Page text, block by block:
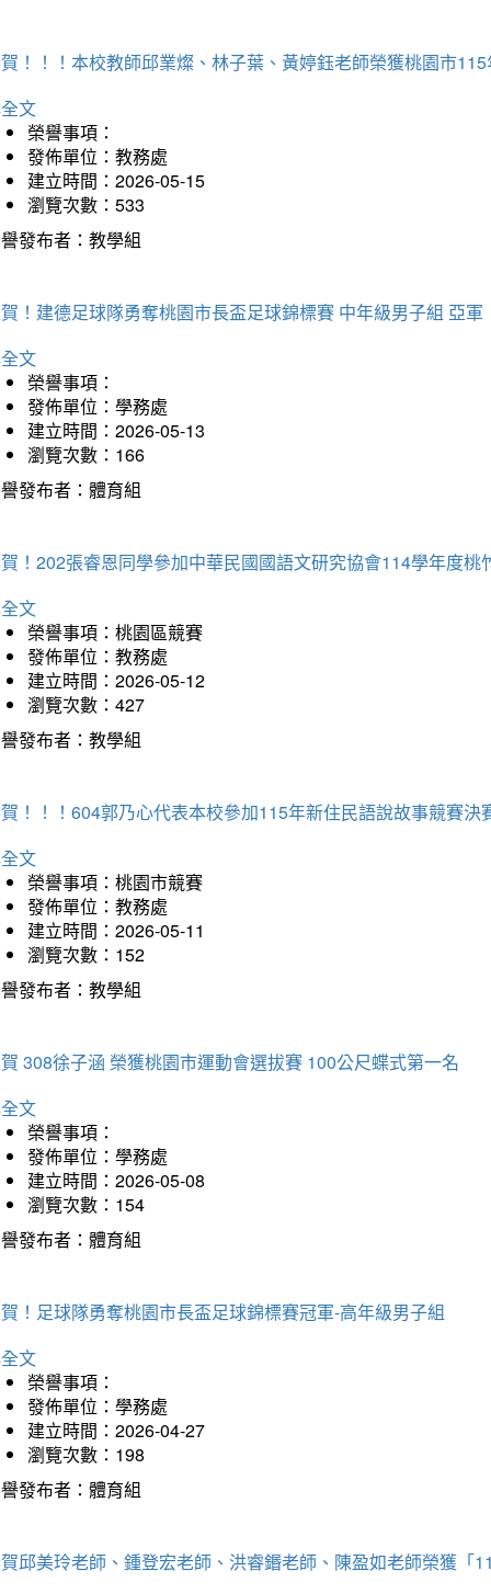
！！！本校教師邱業燦、林子葉、黃婷鈺老師榮獲桃園市
文
榮譽事項：
發佈單位：教務處
建立時間：2026-05-15
瀏覽次數：533
發布者：教學組
！建德足球隊勇奪桃園市長盃足球錦標賽 中年級男子組 亞軍
文
榮譽事項：
發佈單位：學務處
建立時間：2026-05-13
瀏覽次數：166
發布者：體育組
！202張睿恩同學參加中華民國國語文研究協會114學年度
文
榮譽事項：桃園區競賽
發佈單位：教務處
建立時間：2026-05-12
瀏覽次數：427
發布者：教學組
！！！604郭乃心代表本校參加115年新住民語說故事競賽決
文
榮譽事項：桃園市競賽
發佈單位：教務處
建立時間：2026-05-11
瀏覽次數：152
發布者：教學組
308徐子涵 榮獲桃園市運動會選拔賽 100公尺蝶式第一名
文
榮譽事項：
發佈單位：學務處
建立時間：2026-05-08
瀏覽次數：154
發布者：體育組
！足球隊勇奪桃園市長盃足球錦標賽冠軍-高年級男子組
文
榮譽事項：
發佈單位：學務處
建立時間：2026-04-27
瀏覽次數：198
發布者：體育組
邱美玲老師、鍾登宏老師、洪睿鍲老師、陳盈如老師榮獲「